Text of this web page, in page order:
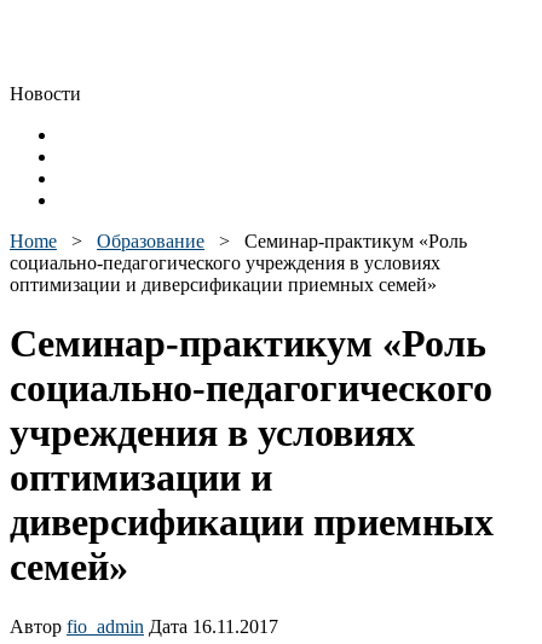
Новости
Home > Образование > Семинар-практикум «Роль
социально-педагогического учреждения в условиях
оптимизации и диверсификации приемных семей»
Семинар-практикум «Роль
социально-педагогического
учреждения в условиях
оптимизации и
диверсификации приемных
семей»
Автор fio_admin Дата 16.11.2017